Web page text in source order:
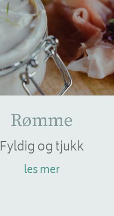
Rømme
Fyldig og tjukk
les mer